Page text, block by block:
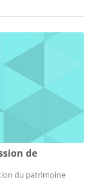
de
du patrimoine